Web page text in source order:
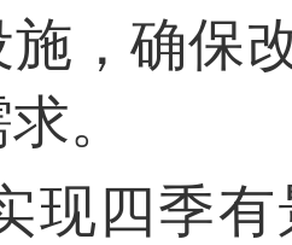
施，确保
。
现四季